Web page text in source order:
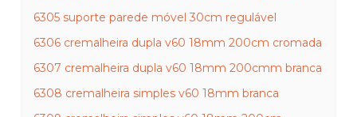
6305 suporte parede móvel 30cm regulável
6306 cremalheira dupla v60 18mm 200cm cromada
6307 cremalheira dupla v60 18mm 200cmm branca
6308 cremalheira simples v60 18mm branca